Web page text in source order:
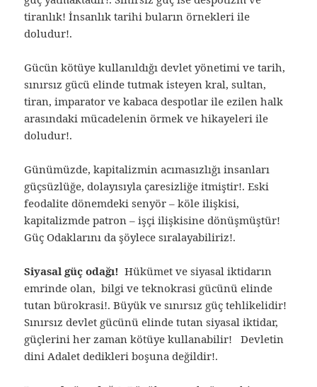
tiranlık! İnsanlık tarihi buların örnekleri ile
doludur!.
Gücün kötüye kullanıldığı devlet yönetimi ve tarih,
sınırsız gücü elinde tutmak isteyen kral, sultan,
tiran, imparator ve kabaca despotlar ile ezilen halk
arasındaki mücadelenin örmek ve hikayeleri ile
doludur!.
Günümüzde, kapitalizmin acımasızlığı insanları
güçsüzlüğe, dolayısıyla çaresizliğe itmiştir!. Eski
feodalite dönemdeki senyör – köle ilişkisi,
kapitalizmde patron – işçi ilişkisine dönüşmüştür!
Güç Odaklarını da şöylece sıralayabiliriz!.
Siyasal güç odağı! Hükümet ve siyasal iktidarın
emrinde olan, bilgi ve teknokrasi gücünü elinde
tutan bürokrasi!. Büyük ve sınırsız güç tehlikelidir!
Sınırsız devlet gücünü elinde tutan siyasal iktidar,
güçlerini her zaman kötüye kullanabilir! Devletin
dini Adalet dedikleri boşuna değildir!.